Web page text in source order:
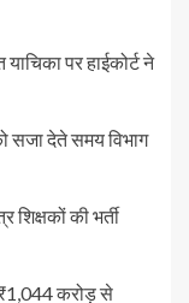
पर हाईकोर्ट ने
सजा देते समय विभाग
की भर्ती
करोड़ से